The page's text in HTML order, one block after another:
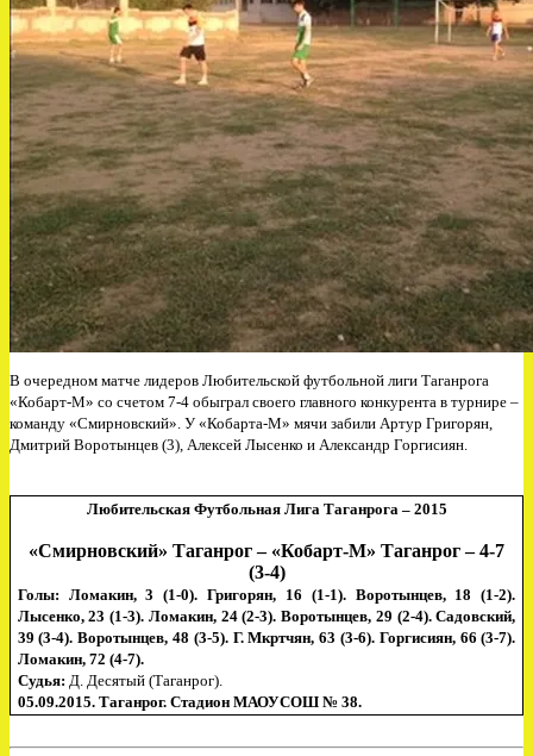
В очередном матче лидеров Любительской футбольной лиги Таганрога
«Кобарт-М» со счетом 7-4 обыграл своего главного конкурента в турнире –
команду «Смирновский». У «Кобарта-М» мячи забили Артур Григорян,
Дмитрий Воротынцев (3), Алексей Лысенко и Александр Горгисиян.
Любительская Футбольная Лига Таганрога – 2015
«Смирновский» Таганрог – «Кобарт-М» Таганрог – 4-7
(3-4)
Голы: Ломакин, 3 (1-0).Григорян, 16 (1-1). Воротынцев, 18 (1-2).
Лысенко, 23 (1-3). Ломакин, 24 (2-3). Воротынцев, 29 (2-4). Садовский,
39 (3-4). Воротынцев, 48 (3-5).Г. Мкртчян, 63 (3-6). Горгисиян, 66 (3-7).
Ломакин, 72 (4-7).
Судья: Д. Десятый (Таганрог).
05.09.2015. Таганрог. Стадион МАОУСОШ № 38.